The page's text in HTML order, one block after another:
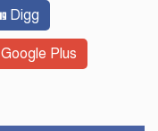
Digg
Google Plus